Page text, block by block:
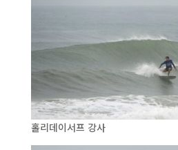
홀리데이서프 강사